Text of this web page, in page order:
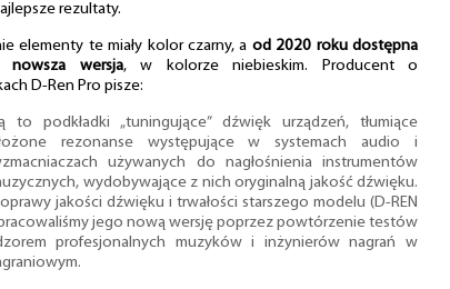
rezultaty.
elementy te miały kolor czarny, a od 2020 roku dostępna
wersja, w kolorze niebieskim. Producent o
D-Ren Pro pisze:
to podkładki „tuningujące” dźwięk urządzeń, tłumiące
rezonanse występujące w systemach audio i
używanych do nagłośnienia instrumentów
wydobywające z nich oryginalną jakość dźwięku.
jakości dźwięku i trwałości starszego modelu (D-REN
jego nową wersję poprzez powtórzenie testów
profesjonalnych muzyków i inżynierów nagrań w